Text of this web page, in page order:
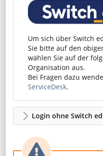
Um sich über Switch
Sie bitte auf den
wählen Sie auf der
Organisation aus.
Bei Fragen dazu
ServiceDesk.
Login ohne Switch